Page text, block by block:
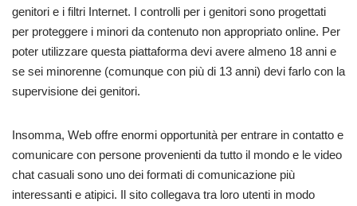
genitori e i filtri Internet. I controlli per i genitori sono progettati
per proteggere i minori da contenuto non appropriato online. Per
poter utilizzare questa piattaforma devi avere almeno 18 anni e
se sei minorenne (comunque con più di 13 anni) devi farlo con la
supervisione dei genitori.
Insomma, Web offre enormi opportunità per entrare in contatto e
comunicare con persone provenienti da tutto il mondo e le video
chat casuali sono uno dei formati di comunicazione più
interessanti e atipici. Il sito collegava tra loro utenti in modo